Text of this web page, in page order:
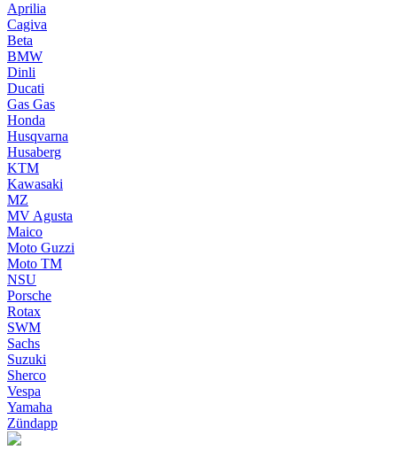
Aprilia
Cagiva
Beta
BMW
Dinli
Ducati
Gas Gas
Honda
Husqvarna
Husaberg
KTM
Kawasaki
MZ
MV Agusta
Maico
Moto Guzzi
Moto TM
NSU
Porsche
Rotax
SWM
Sachs
Suzuki
Sherco
Vespa
Yamaha
Zündapp